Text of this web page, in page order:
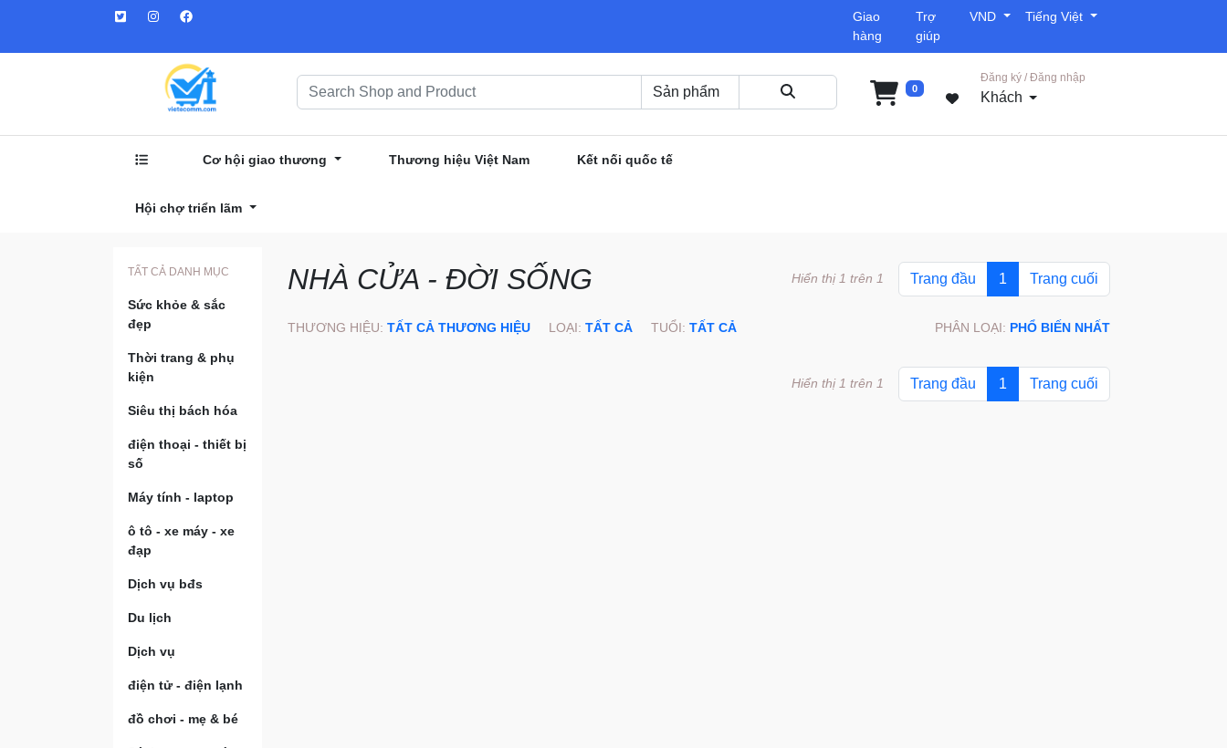
Giao
hàng
Trợ
giúp
VND Tiếng Việt
0
Đăng ký / Đăng nhập
Khách
Cơ hội giao thương Thương hiệu Việt Nam Kết nối quốc tế
Hội chợ triển lãm
TẤT CẢ DANH MỤC
Sức khỏe & sắc
đẹp
Thời trang & phụ
kiện
Siêu thị bách hóa
điện thoại - thiết bị
số
Máy tính - laptop
ô tô - xe máy - xe
đạp
Dịch vụ bđs
Du lịch
Dịch vụ
điện tử - điện lạnh
đồ chơi - mẹ & bé
NHÀ CỬA - ĐỜI SỐNG Trang đầu 1 Trang cuối
Hiển thị 1 trên 1
THƯƠNG HIỆU: TẤT CẢ THƯƠNG HIỆU LOẠI: TẤT CẢ TUỔI: TẤT CẢ PHÂN LOẠI: PHỔ BIẾN NHẤT
Trang đầu 1 Trang cuối
Hiển thị 1 trên 1